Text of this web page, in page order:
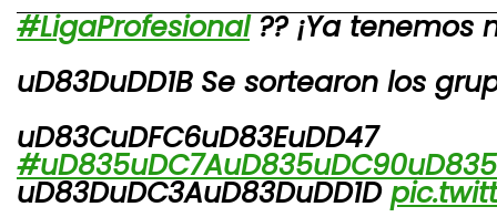
#LigaProfesional?? ¡Ya tenemos
uD83DuDD1B Se sortearon los
uD83CuDFC6uD83EuDD47
uD83DuDC3AuD83DuDD1D